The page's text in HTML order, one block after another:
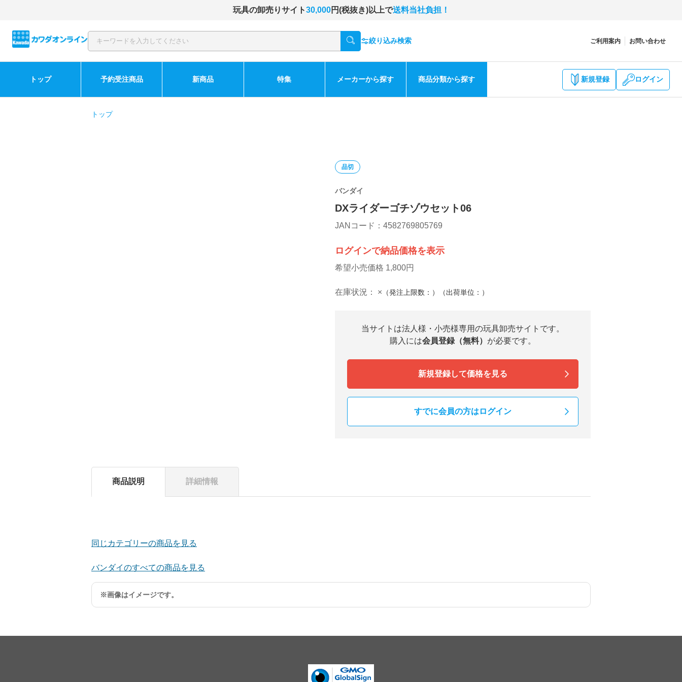
玩具の卸売りサイト30,000円(税抜き)以上で送料当社負担！
絞り込み検索 ご利用案内 お問い合わせ
トップ 予約受注商品 新商品 特集 メーカーから探す 商品分類から探す 新規登録 ログイン
トップ
品切
バンダイ
DXライダーゴチゾウセット06
JANコード：4582769805769
ログインで納品価格を表示
希望小売価格 1,800円
在庫状況： × （発注上限数：）（出荷単位：）
当サイトは法人様・小売様専用の玩具卸売サイトです。
購入には会員登録（無料） が必要です。
新規登録して価格を見る
すでに会員の方はログイン
商品説明 詳細情報
同じカテゴリーの商品を見る
バンダイのすべての商品を見る
※画像はイメージです。